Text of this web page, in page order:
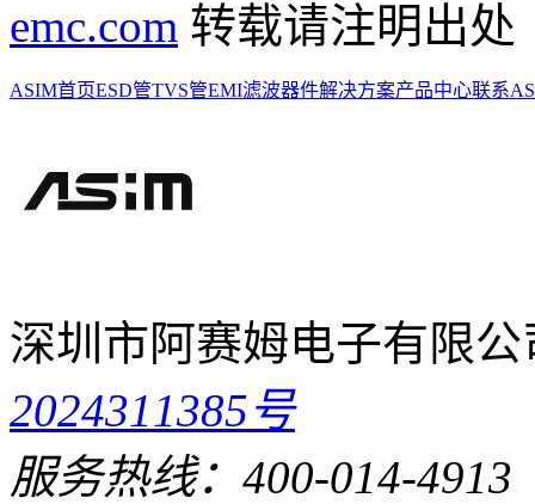
emc.com 转载请注明出处
ASIM首页ESD管TVS管EMI滤波器件解决方案产品中心联系
深圳市阿赛姆电子有限
2024311385号
服务热线：400-014-4913